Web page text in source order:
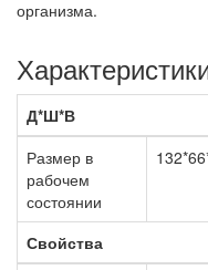
организма.
Д*Ш*В
Размер в
рабочем
состоянии
Свойства